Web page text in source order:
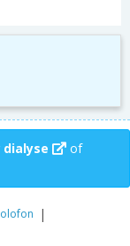
dialyse
of